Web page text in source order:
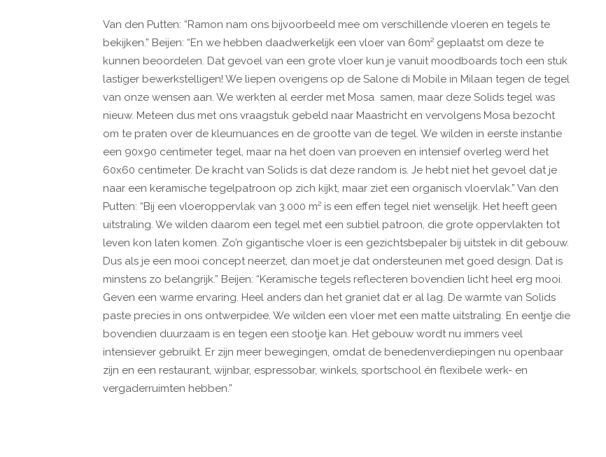
Van den Putten: “Ramon nam ons bijvoorbeeld mee om verschillende vloeren en tegels te
bekijken.” Beijen: “En we hebben daadwerkelijk een vloer van 60m² geplaatst om deze te
kunnen beoordelen. Dat gevoel van een grote vloer kun je vanuit moodboards toch een stuk
lastiger bewerkstelligen! We liepen overigens op de Salone di Mobile in Milaan tegen de tegel
van onze wensen aan. We werkten al eerder met Mosa samen, maar deze Solids tegel was
nieuw. Meteen dus met ons vraagstuk gebeld naar Maastricht en vervolgens Mosa bezocht
om te praten over de kleurnuances en de grootte van de tegel. We wilden in eerste instantie
een 90x90 centimeter tegel, maar na het doen van proeven en intensief overleg werd het
60x60 centimeter. De kracht van Solids is dat deze random is. Je hebt niet het gevoel dat je
naar een keramische tegelpatroon op zich kijkt, maar ziet een organisch vloervlak.” Van den
Putten: “Bij een vloeroppervlak van 3.000 m² is een effen tegel niet wenselijk. Het heeft geen
uitstraling. We wilden daarom een tegel met een subtiel patroon, die grote oppervlakten tot
leven kon laten komen. Zo’n gigantische vloer is een gezichtsbepaler bij uitstek in dit gebouw.
Dus als je een mooi concept neerzet, dan moet je dat ondersteunen met goed design. Dat is
minstens zo belangrijk.” Beijen: “Keramische tegels reflecteren bovendien licht heel erg mooi.
Geven een warme ervaring. Heel anders dan het graniet dat er al lag. De warmte van Solids
paste precies in ons ontwerpidee. We wilden een vloer met een matte uitstraling. En eentje die
bovendien duurzaam is en tegen een stootje kan. Het gebouw wordt nu immers veel
intensiever gebruikt. Er zijn meer bewegingen, omdat de benedenverdiepingen nu openbaar
zijn en een restaurant, wijnbar, espressobar, winkels, sportschool én flexibele werk- en
vergaderruimten hebben.”